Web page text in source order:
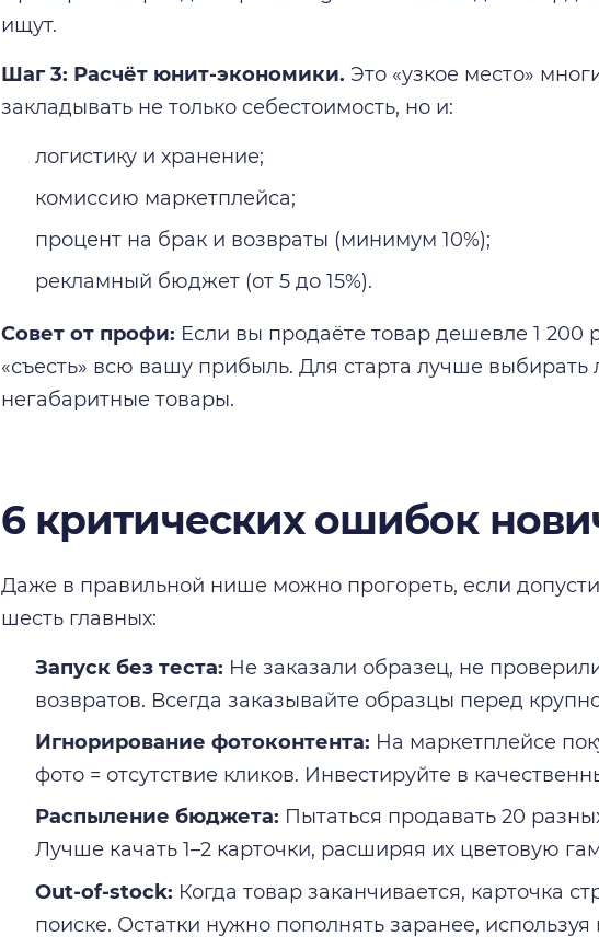
ищут.
Шаг 3: Расчёт юнит-экономики. Это «узкое место»
закладывать не только себестоимость, но и:
логистику и хранение;
комиссию маркетплейса;
процент на брак и возвраты (минимум 10%);
рекламный бюджет (от 5 до 15%).
Совет от профи: Если вы продаёте товар дешевле 1 200
«съесть» всю вашу прибыль. Для старта лучше выбирать
негабаритные товары.
6 критических ошибок
Даже в правильной нише можно прогореть, если
шесть главных:
Запуск без теста: Не заказали образец, не
возвратов. Всегда заказывайте образцы перед
Игнорирование фотоконтента: На маркетплейсе
фото = отсутствие кликов. Инвестируйте в
Распыление бюджета: Пытаться продавать 20
Лучше качать 1–2 карточки, расширяя их цветовую
Out-of-stock: Когда товар заканчивается, карточка
поиске. Остатки нужно пополнять заранее,